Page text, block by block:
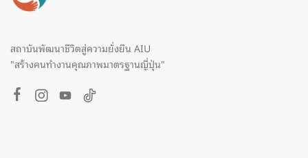
สถาบันพัฒนาชีวิตสู่ความยั่งยืน AIU
"สร้างคนทำงานคุณภาพมาตรฐานญี่ปุ่น"